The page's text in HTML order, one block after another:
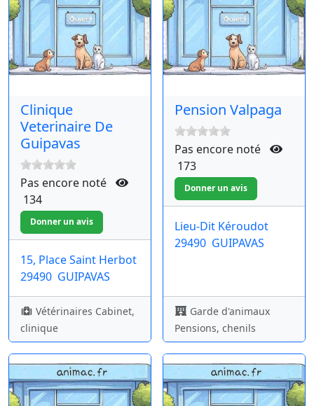
Clinique
Veterinaire De
Guipavas
Pas encore noté
134
15, Place Saint Herbot
29490 GUIPAVAS
Vétérinaires Cabinet,
clinique
Pension Valpaga
Pas encore noté
173
Lieu-Dit Kéroudot
29490 GUIPAVAS
Garde d'animaux
Pensions, chenils